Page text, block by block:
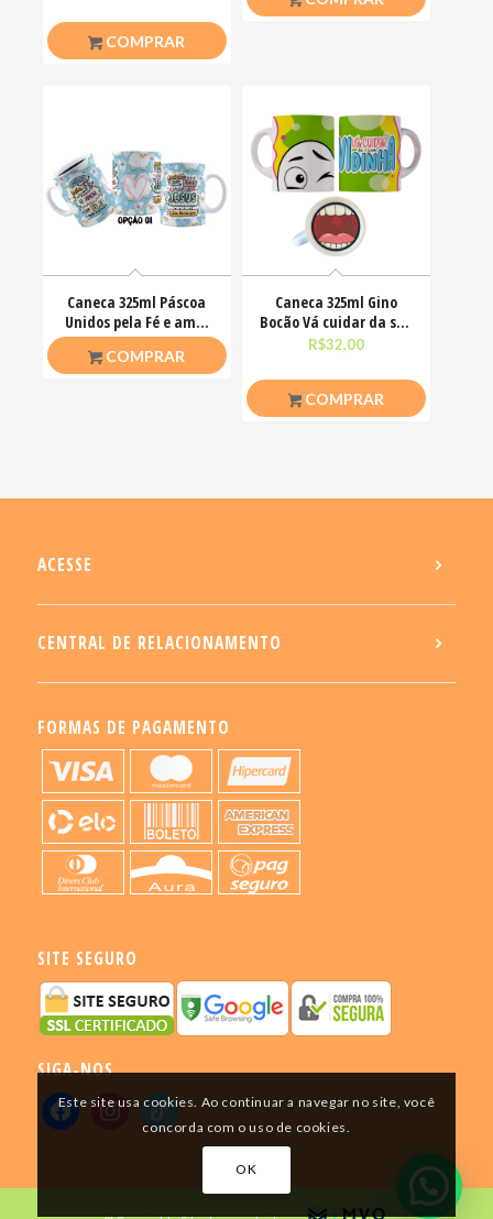
COMPRAR
Caneca 325ml Páscoa
Unidos pela Fé e amor
que ele nos ensinou
COMPRAR
Caneca 325ml Gino
Bocão Vá cuidar da sua
vidinha Engraçadas
R$32,00
COMPRAR
ACESSE
CENTRAL DE RELACIONAMENTO
FORMAS DE PAGAMENTO
SITE SEGURO
SIGA-NOS
Este site usa cookies. Ao continuar a navegar no site, você
concorda com o uso de cookies.
OK